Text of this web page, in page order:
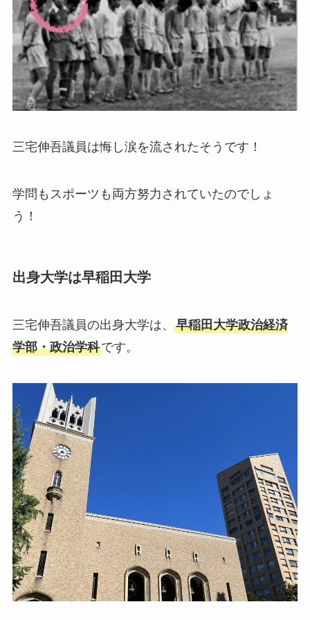
三宅伸吾議員は悔し涙を流されたそうです！
学問もスポーツも両方努力されていたのでしょ
う！
出身大学は早稲田大学
三宅伸吾議員の出身大学は、 早稲田大学政治経済
学部・政治学科です。